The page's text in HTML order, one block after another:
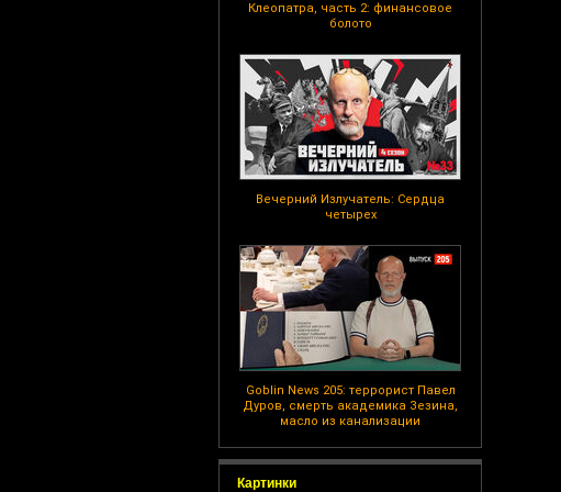
Клеопатра, часть 2: финансовое
болото
Вечерний Излучатель: Сердца
четырех
Goblin News 205: террорист Павел
Дуров, смерть академика Зезина,
масло из канализации
Картинки